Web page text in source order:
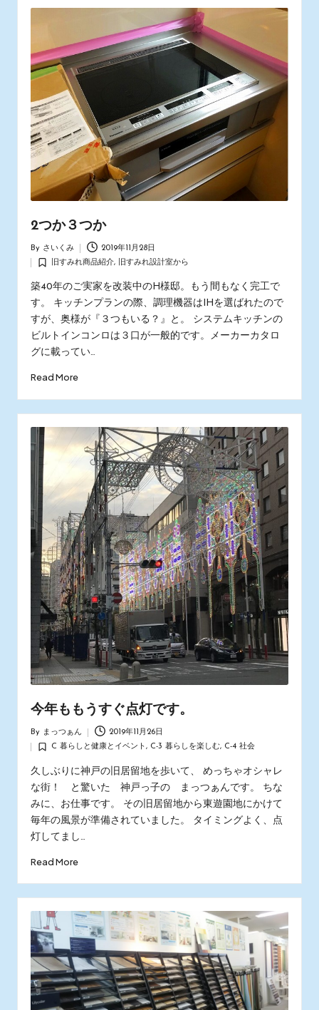
2つか３つか
by
By さいくみ 2019年11月28日
Posted
in
旧すみれ商品紹介, 旧すみれ設計室から
築40年のご実家を改装中のH様邸。もう間もなく完工で
す。 キッチンプランの際、調理機器はIHを選ばれたので
すが、奥様が『３つもいる？』と。 システムキッチンの
ビルトインコンロは３口が一般的です。メーカーカタロ
グに載ってい…
Read More
今年ももうすぐ点灯です。
by
By まっつぁん 2019年11月26日
Posted
in
C 暮らしと健康とイベント, C-3 暮らしを楽しむ, C-4 社会
久しぶりに神戸の旧居留地を歩いて、 めっちゃオシャレ
な街！ と驚いた 神戸っ子の まっつぁんです。 ちな
みに、お仕事です。 その旧居留地から東遊園地にかけて
毎年の風景が準備されていました。 タイミングよく、点
灯してまし…
Read More